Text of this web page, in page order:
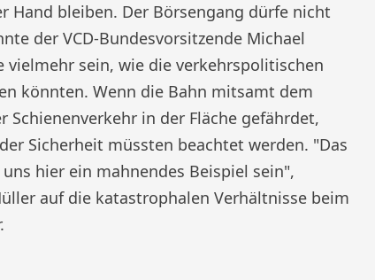
Hand bleiben. Der Börsengang dürfe nicht
der VCD-Bundesvorsitzende Michael
vielmehr sein, wie die verkehrspolitischen
könnten. Wenn die Bahn mitsamt dem
Schienenverkehr in der Fläche gefährdet,
Sicherheit müssten beachtet werden. "Das
hier ein mahnendes Beispiel sein",
auf die katastrophalen Verhältnisse beim